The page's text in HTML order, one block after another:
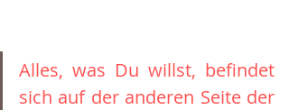
Alles, was Du willst, befindet
sich auf der anderen Seite der